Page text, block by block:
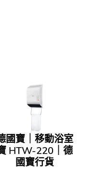
國寶｜移動浴室
HTW-220｜德
國寶行貨